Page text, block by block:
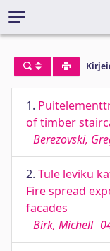
1.
of timber
Berezovski,
2. Tule leviku
Fire spread
facades
Birk, Michell